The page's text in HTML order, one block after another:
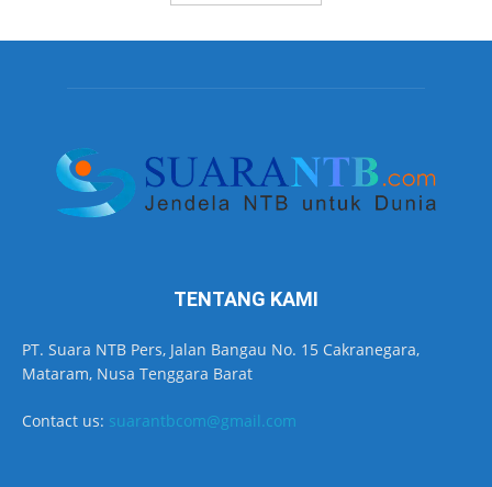
TENTANG KAMI
PT. Suara NTB Pers, Jalan Bangau No. 15 Cakranegara,
Mataram, Nusa Tenggara Barat
Contact us: suarantbcom@gmail.com